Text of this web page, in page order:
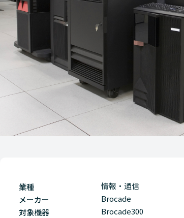
業種
情報・通信
メーカー
Brocade
対象機器
Brocade300